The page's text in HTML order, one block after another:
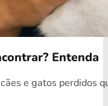
Entenda
e gatos perdidos